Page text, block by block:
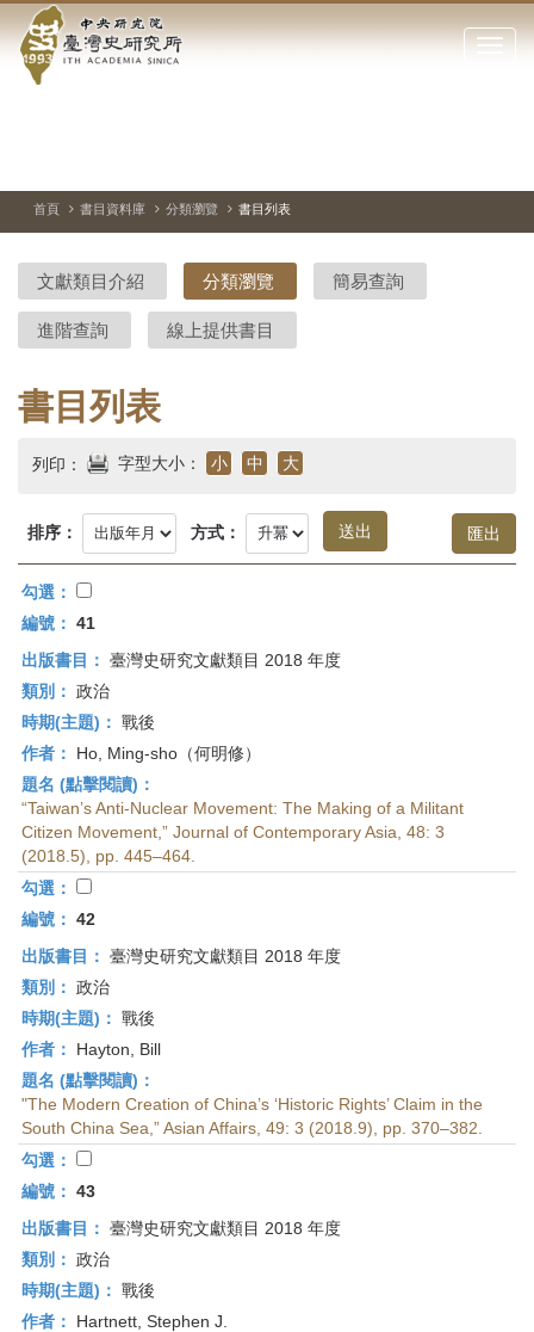
到中
央
院-
臺
灣
史
研
究
首
頁
點
閉
站
停、
圖
圖
結
首頁 書目資料庫 分類瀏覽 書目列表
文獻類目介紹 分類瀏覽 簡易查詢
進階查詢 線上提供書目
書目列表
列印： 字型大小： 小 中 大
排序： 方式：
勾選：
編號： 41
出版書目： 臺灣史研究文獻類目 2018 年度
類別： 政治
時期(主題)： 戰後
作者：
Ho, Ming-sho（何明修）
題名 (點擊閱讀)：
“Taiwan’s Anti-Nuclear Movement: The Making of a Militant
Citizen Movement,” Journal of Contemporary Asia, 48: 3
(2018.5), pp. 445–464.
勾選：
編號： 42
出版書目： 臺灣史研究文獻類目 2018 年度
類別： 政治
時期(主題)： 戰後
作者：
Hayton, Bill
題名 (點擊閱讀)：
"The Modern Creation of China’s ‘Historic Rights’ Claim in the
South China Sea,” Asian Affairs, 49: 3 (2018.9), pp. 370–382.
勾選：
編號： 43
出版書目： 臺灣史研究文獻類目 2018 年度
類別： 政治
時期(主題)： 戰後
作者：
Hartnett, Stephen J.